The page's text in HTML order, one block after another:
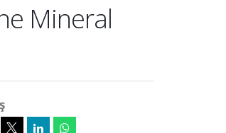
Mineral